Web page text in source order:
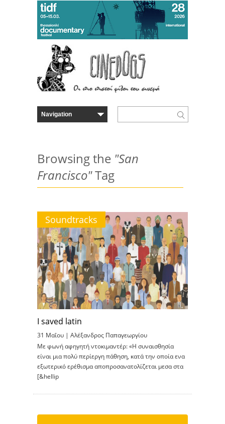
Browsing the "San
Francisco"Tag
Soundtracks
I saved latin
31 Μαΐου | Αλέξανδρος Παπαγεωργίου
Με φωνή αφηγητή ντοκιμαντέρ: «Η συναισθησία
είναι μια πολύ περίεργη πάθηση, κατά την οποία ενα
εξωτερικό ερέθισμα αποπροσανατολίζεται μεσα στα
[&hellip